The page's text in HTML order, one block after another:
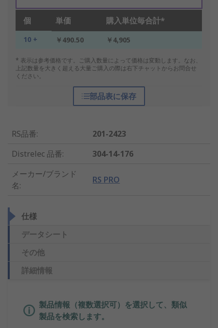
個 単価 購入単位毎合計*
10 + ￥490.50 ￥4,905
* 表示は参考価格です。ご購入数量によって価格は変動します。なお、
上記数量を大きく超える大量ご購入の際は右下チャットからお問合せ
ください。
部品表に保存
RS品番:
201-2423
Distrelec 品番:
304-14-176
メーカー/ブランド
名:
RS PRO
仕様
データシート
その他
詳細情報
製品情報（複数選択可）を選択して、類似
製品を検索します。